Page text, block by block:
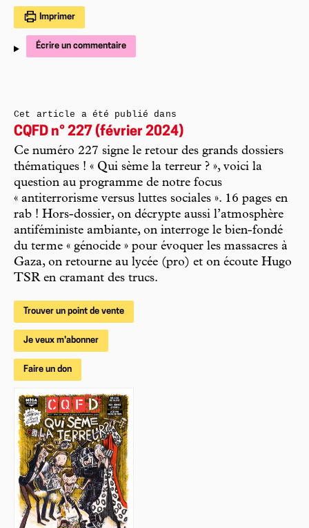
Imprimer
Écrire un commentaire
Cet article a été publié dans
CQFD n° 227 (février 2024)
Ce numéro 227 signe le retour des grands dossiers
thématiques ! « Qui sème la terreur ? », voici la
question au programme de notre focus
« antiterrorisme versus luttes sociales ». 16 pages en
rab ! Hors-dossier, on décrypte aussi l’atmosphère
antiféministe ambiante, on interroge le bien-fondé
du terme « génocide » pour évoquer les massacres à
Gaza, on retourne au lycée (pro) et on écoute Hugo
TSR en cramant des trucs.
Trouver un point de vente
Je veux m'abonner
Faire un don